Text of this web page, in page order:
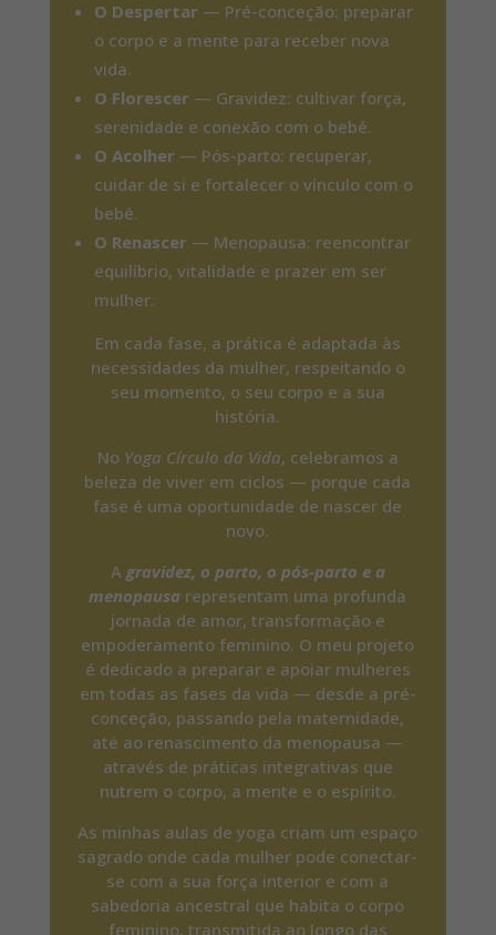
O Despertar — Pré-conceção: preparar
o corpo e a mente para receber nova
vida.
O Florescer — Gravidez: cultivar força,
serenidade e conexão com o bebé.
O Acolher — Pós-parto: recuperar,
cuidar de si e fortalecer o vínculo com o
bebé.
O Renascer — Menopausa: reencontrar
equilíbrio, vitalidade e prazer em ser
mulher.
Em cada fase, a prática é adaptada às
necessidades da mulher, respeitando o
seu momento, o seu corpo e a sua
história.
No Yoga Círculo da Vida, celebramos a
beleza de viver em ciclos — porque cada
fase é uma oportunidade de nascer de
novo.
A gravidez, o parto, o pós-parto e a
menopausa representam uma profunda
jornada de amor, transformação e
empoderamento feminino. O meu projeto
é dedicado a preparar e apoiar mulheres
em todas as fases da vida — desde a pré-
conceção, passando pela maternidade,
até ao renascimento da menopausa —
através de práticas integrativas que
nutrem o corpo, a mente e o espírito.
As minhas aulas de yoga criam um espaço
sagrado onde cada mulher pode conectar-
se com a sua força interior e com a
sabedoria ancestral que habita o corpo
feminino, transmitida ao longo das